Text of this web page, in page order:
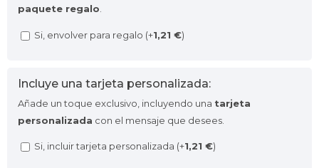
paquete regalo
Si, envolver para regalo (+1,21 €)
Incluye una tarjeta personalizada:
Añade un toque exclusivo, incluyendo una tarjeta
personalizada con el mensaje que desees.
Si, incluir tarjeta personalizada (+1,21 €)